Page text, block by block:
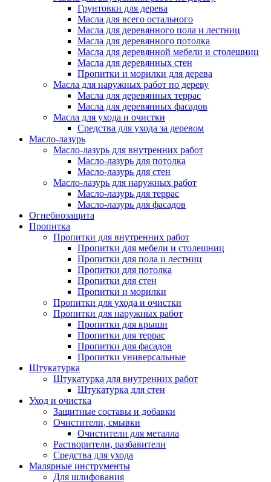
Грунтовки для дерева
Масла для всего остального
Масла для деревянного пола и лестниц
Масла для деревянного потолка
Масла для деревянной мебели и столешниц
Масла для деревянных стен
Пропитки и морилки для дерева
Масла для наружных работ по дереву
Масла для деревянных террас
Масла для деревянных фасадов
Масла для ухода и очистки
Средства для ухода за деревом
Масло-лазурь
Масло-лазурь для внутренних работ
Масло-лазурь для потолка
Масло-лазурь для стен
Масло-лазурь для наружных работ
Масло-лазурь для террас
Масло-лазурь для фасадов
Огнебиозащита
Пропитка
Пропитки для внутренних работ
Пропитки для мебели и столешниц
Пропитки для пола и лестниц
Пропитки для потолка
Пропитки для стен
Пропитки и морилки
Пропитки для ухода и очистки
Пропитки для наружных работ
Пропитки для крыши
Пропитки для террас
Пропитки для фасадов
Пропитки универсальные
Штукатурка
Штукатурка для внутренних работ
Штукатурка для стен
Уход и очистка
Защитные составы и добавки
Очистители, смывки
Очистители для металла
Растворители, разбавители
Средства для ухода
Малярные инструменты
Для шлифования